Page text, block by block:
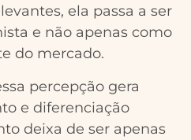
ela passa a ser
e não apenas como
do mercado.
percepção gera
e diferenciação
deixa de ser apenas